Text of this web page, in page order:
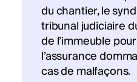
du chantier, le
tribunal judiciaire
de l’immeuble
l’assurance
cas de malfaçons.